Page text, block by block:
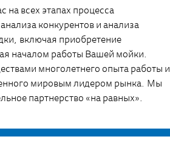
на всех этапах процесса
конкурентов и анализа
включая приобретение
началом работы Вашей мойки.
многолетнего опыта работы и
мировым лидером рынка. Мы
партнерство «на равных».